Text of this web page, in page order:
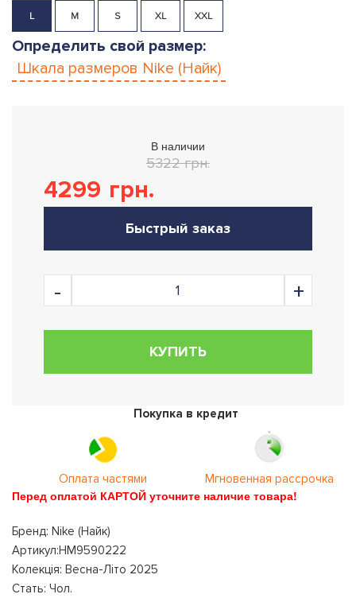
L M S XL XXL
Определить свой размер:
Шкала размеров Nike (Найк)
В наличии
5322 грн.
4299 грн.
Быстрый заказ
КУПИТЬ
Покупка в кредит
Оплата частями Мгновенная рассрочка
Перед оплатой КАРТОЙ уточните наличие товара!
Бренд: Nike (Найк)
Артикул:HM9590222
Колекція: Весна-Літо 2025
Стать: Чол.